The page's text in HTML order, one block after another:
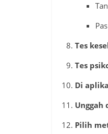
Tes
Tes
Di
Unggah
Pilih